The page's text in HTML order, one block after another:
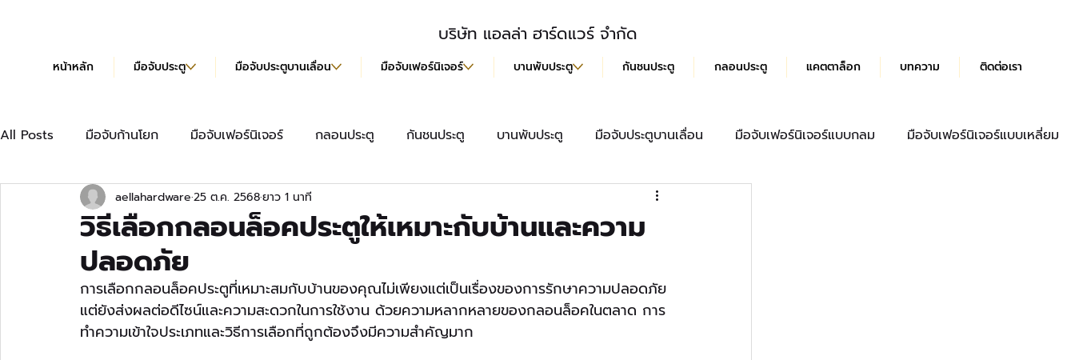
บริษัท แอลล่า ฮาร์ดแวร์ จำกัด
หน้าหลัก มือจับประตู มือจับประตูบานเลื่อน มือจับเฟอร์นิเจอร์ บานพับประตู กันชนประตู กลอนประตู แคตตาล็อก บทความ ติดต่อเรา
All Posts มือจับก้านโยก มือจับเฟอร์นิเจอร์ กลอนประตู กันชนประตู บานพับประตู มือจับประตูบานเลื่อน มือจับเฟอร์นิเจอร์แบบกลม มือจับเฟอร์นิเจอร์แบบเหลี่ยม
มือจับเฟอร์นิเจอร์แบบยาว บานพับข้อเสือ บานพับผีเสื้อ มือจับฝังบานเลื่อน
บานพับข้อเสือ Hydraulic
วิธีเลือกกลอนล็อคประตูให้เหมาะกับบ้านและความ
ปลอดภัย
aellahardware25 ต.ค. 2568ยาว 1 นาที
การเลือกกลอนล็อคประตูที่เหมาะสมกับบ้านของคุณไม่เพียงแต่เป็นเรื่องของการรักษาความปลอดภัย
แต่ยังส่งผลต่อดีไซน์และความสะดวกในการใช้งาน ด้วยความหลากหลายของกลอนล็อคในตลาด การ
ทำความเข้าใจประเภทและวิธีการเลือกที่ถูกต้องจึงมีความสำคัญมาก